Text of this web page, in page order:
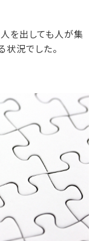
を出しても人が集
状況でした。